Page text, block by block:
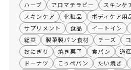
ハーブ
アロマテラピー スキンケ
スキンケア
化粧品 ボディケア用
サプリメント
食品 イートイン
総菜
製菓製パン食材 チーズ
おにぎり
焼き菓子 食パン 道
ドーナツ
こっぺパン たい焼き